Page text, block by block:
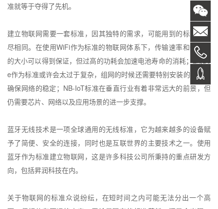
准就等于夺得了先机。
建立物联网需要一套标准，因其独特的需求，可能用到的标准也不
尽相同。在使用WiFi作为标准的物联网体系下，传输速率和信息量
的大小可以得到保证，但过高的功耗会加速电池寿命的消耗；ZigBe
e作为标准或许会太过于复杂，组网的时候还需要特别安装的部件来
确保网络的稳定； NB-IoT标准在垂直行业有着非常远大的前景，但
仍需要芯片、网络以及应用场景的进一步支撑。
蓝牙无线技术是一项全球通用的无线标准，它为越来越多的设备赋
予了简便、安全的连接，同时也是互联世界的主要技术之一。使用
蓝牙作为标准建立物联网，这是许多科技公司所秉持的重点研发方
向，包括昇润科技在内。
关于物联网的标准众说纷纭，在短时间之内可能无法分出一个高